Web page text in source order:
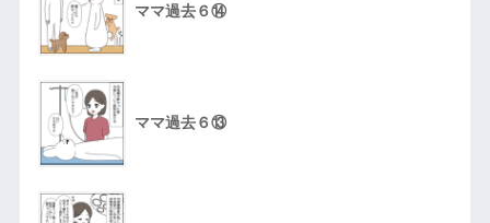
ママ過去６⑭
ママ過去６⑬